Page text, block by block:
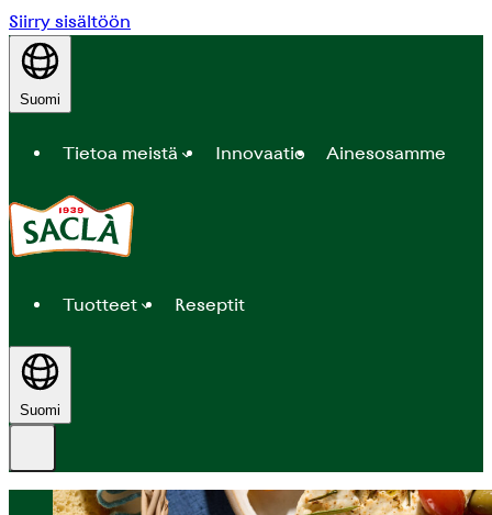
Siirry sisältöön
Suomi
Tietoa meistä Innovaatio Ainesosamme
Tuotteet Reseptit
Suomi